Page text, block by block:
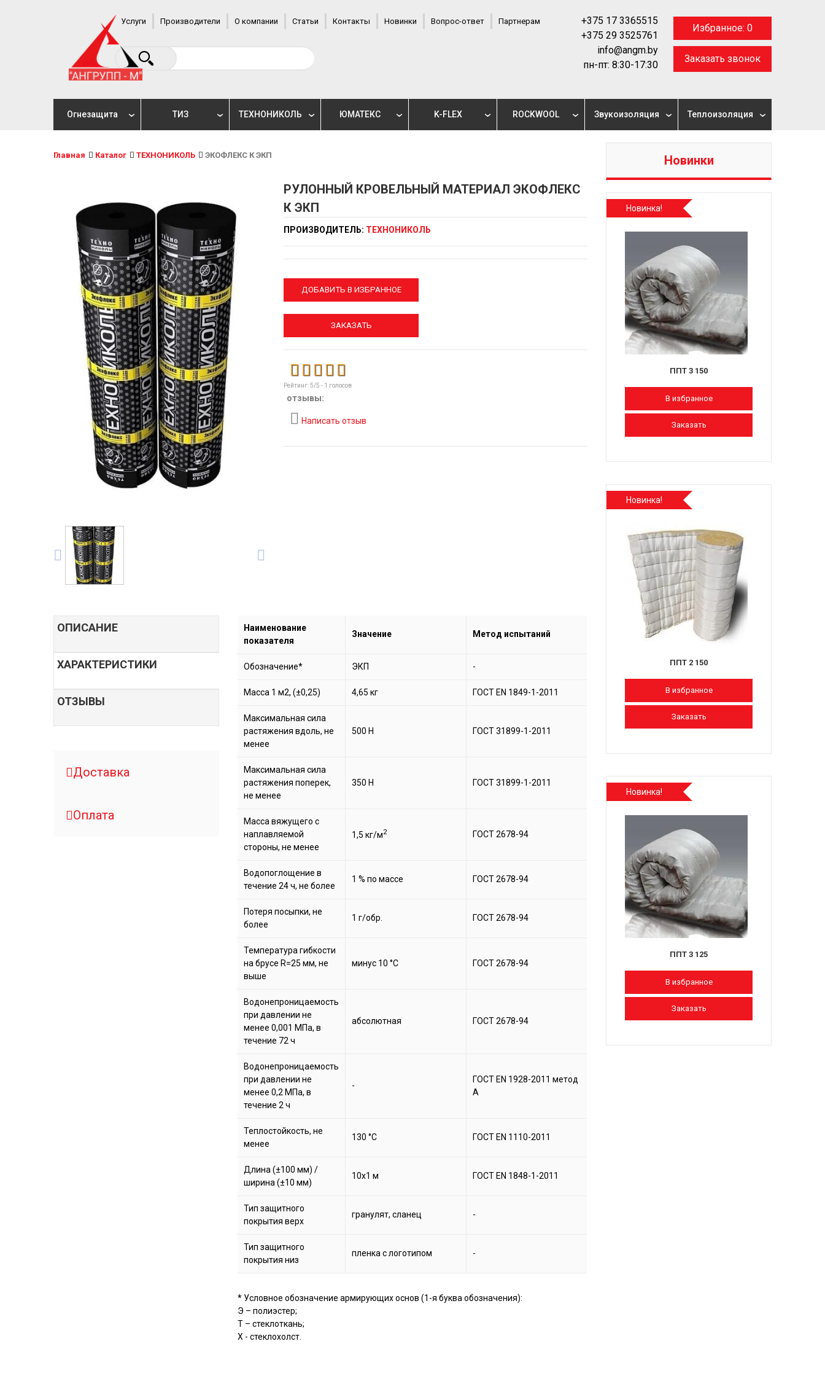
Услуги Производители О компании Статьи Контакты Новинки Вопрос-ответ Партнерам
+375 17 3365515
+375 29 3525761
info@angm.by
пн-пт: 8:30-17:30
Избранное: 0
Заказать звонок
Огнезащита ТИЗ ТЕХНОНИКОЛЬ ЮМАТЕКС K-FLEX ROCKWOOL Звукоизоляция Теплоизоляция
Главная Каталог ТЕХНОНИКОЛЬ ЭКОФЛЕКС К ЭКП
РУЛОННЫЙ КРОВЕЛЬНЫЙ МАТЕРИАЛ ЭКОФЛЕКС
К ЭКП
ПРОИЗВОДИТЕЛЬ: ТЕХНОНИКОЛЬ
ДОБАВИТЬ В ИЗБРАННОЕ
ЗАКАЗАТЬ
Рейтинг:5/5 - 1 голосов
отзывы:
Написать отзыв
ОПИСАНИЕ
ХАРАКТЕРИСТИКИ
ОТЗЫВЫ
Доставка
Оплата
Наименование
показателя
Значение Метод испытаний
Обозначение* ЭКП -
Масса 1 м2, (±0,25) 4,65 кг ГОСТ EN 1849-1-2011
Максимальная сила
растяжения вдоль, не
менее
500 H ГОСТ 31899-1-2011
Максимальная сила
растяжения поперек,
не менее
350 H ГОСТ 31899-1-2011
Масса вяжущего с
наплавляемой
стороны, не менее
1,5 кг/м2 ГОСТ 2678-94
Водопоглощение в
течение 24 ч, не более
1 % по массе ГОСТ 2678-94
Потеря посыпки, не
более
1 г/обр. ГОСТ 2678-94
Температура гибкости
на брусе R=25 мм, не
выше
минус 10 °С ГОСТ 2678-94
Водонепроницаемость
при давлении не
менее 0,001 МПа, в
течение 72 ч
абсолютная ГОСТ 2678-94
Водонепроницаемость
при давлении не
менее 0,2 МПа, в
течение 2 ч
-
ГОСТ EN 1928-2011 метод
А
Теплостойкость, не
менее
130 °С ГОСТ EN 1110-2011
Длина (±100 мм) /
ширина (±10 мм)
10х1 м ГОСТ EN 1848-1-2011
Тип защитного
покрытия верх
гранулят, сланец -
Тип защитного
покрытия низ
пленка с логотипом -
* Условное обозначение армирующих основ (1-я буква обозначения):
Э – полиэстер;
Т – стеклоткань;
Х - стеклохолст.
Новинки
Новинка!
ППТ 3 150
В избранное
Заказать
Новинка!
ППТ 2 150
В избранное
Заказать
Новинка!
ППТ 3 125
В избранное
Заказать